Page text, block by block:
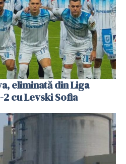
eliminată din Liga
cu Levski Sofia